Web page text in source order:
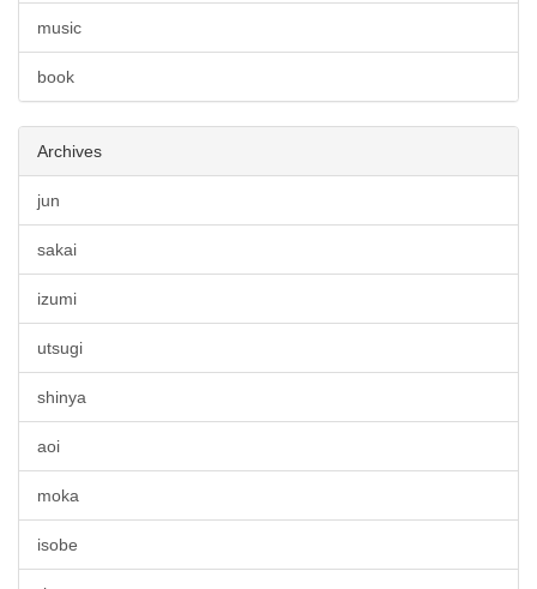
music
book
Archives
jun
sakai
izumi
utsugi
shinya
aoi
moka
isobe